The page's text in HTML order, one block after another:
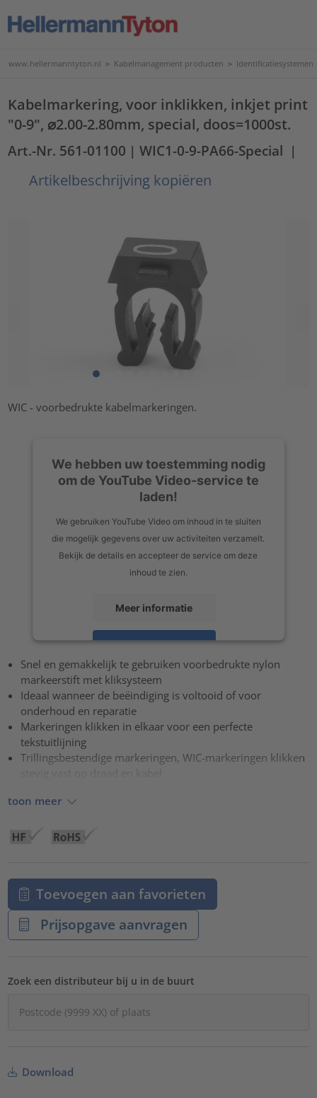
www.hellermanntyton.nl > Kabelmanagement producten > Identificatiesystemen
Kabelmarkering, voor inklikken, inkjet print
"0-9", ⌀2.00-2.80mm, special, doos=1000st.
Art.-Nr. 561-01100 | WIC1-0-9-PA66-Special |
Artikelbeschrijving kopiëren
WIC - voorbedrukte kabelmarkeringen.
We hebben uw toestemming nodig
om de YouTube Video-service te
laden!
We gebruiken YouTube Video om inhoud in te sluiten
die mogelijk gegevens over uw activiteiten verzamelt.
Bekijk de details en accepteer de service om deze
inhoud te zien.
Meer informatie
Accepteren
powered byUsercentrics Consent Management Platform
Snel en gemakkelijk te gebruiken voorbedrukte nylon
markeerstift met kliksysteem
Ideaal wanneer de beëindiging is voltooid of voor
onderhoud en reparatie
Markeringen klikken in elkaar voor een perfecte
tekstuitlijning
Trillingsbestendige markeringen, WIC-markeringen klikken
toon meer
Toevoegen aan favorieten
Prijsopgave aanvragen
Zoek een distributeur bij u in de buurt
Download